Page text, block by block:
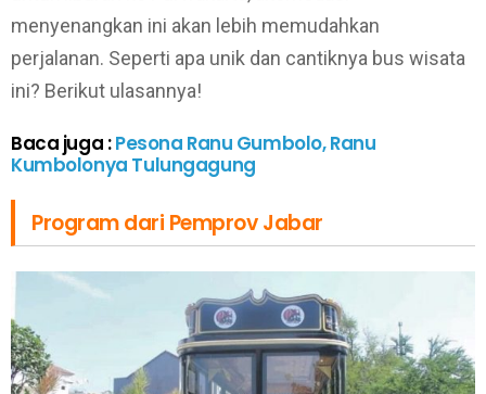
menyenangkan ini akan lebih memudahkan
perjalanan. Seperti apa unik dan cantiknya bus wisata
ini? Berikut ulasannya!
Baca juga :Pesona Ranu Gumbolo, Ranu
Kumbolonya Tulungagung
Program dari Pemprov Jabar